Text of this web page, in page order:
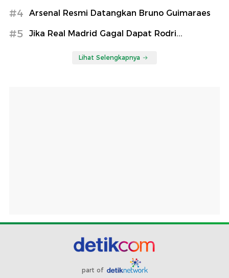
#4 Arsenal Resmi Datangkan Bruno Guimaraes
#5 Jika Real Madrid Gagal Dapat Rodri...
Lihat Selengkapnya
part of